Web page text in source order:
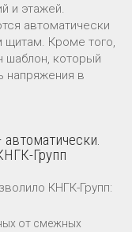
и этажей.
автоматически
щитам. Кроме того,
шаблон, который
напряжения в
Групп
КНГК-Групп:
от смежных